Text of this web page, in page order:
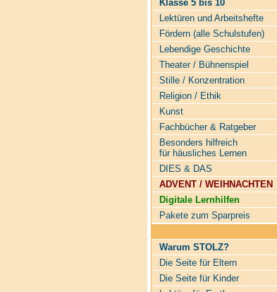
Klasse 5 bis 10
Lektüren und Arbeitshefte
Fördern (alle Schulstufen)
Lebendige Geschichte
Theater / Bühnenspiel
Stille / Konzentration
Religion / Ethik
Kunst
Fachbücher & Ratgeber
Besonders hilfreich
für häusliches Lernen
DIES & DAS
ADVENT / WEIHNACHTEN
Digitale Lernhilfen
Pakete zum Sparpreis
Warum STOLZ?
Die Seite für Eltern
Die Seite für Kinder